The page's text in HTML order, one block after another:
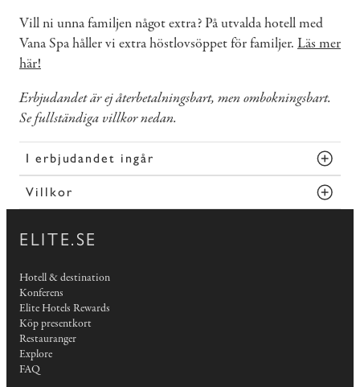
Vill ni unna familjen något extra? På utvalda hotell med
Vana Spa håller vi extra höstlovsöppet för familjer. Läs mer
här!
Erbjudandet är ej återbetalningsbart, men ombokningsbart.
Se fullständiga villkor nedan.
I erbjudandet ingår
Villkor
ELITE.SE
Hotell & destination
Konferens
Elite Hotels Rewards
Köp presentkort
Restauranger
Explore
FAQ